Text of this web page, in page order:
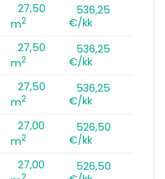
27,50
m2
536,25
€/kk
27,50
m2
536,25
€/kk
27,50
m2
536,25
€/kk
27,00
m2
526,50
€/kk
27,00
2
526,50